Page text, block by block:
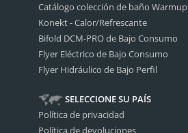
Catálogo colección de baño Warmup
Konekt - Calor/Refrescante
Bifold DCM-PRO de Bajo Consumo
Flyer Eléctrico de Bajo Consumo
Flyer Hidráulico de Bajo Perfil
SELECCIONE SU PAÍS
Política de privacidad
Política de devoluciones